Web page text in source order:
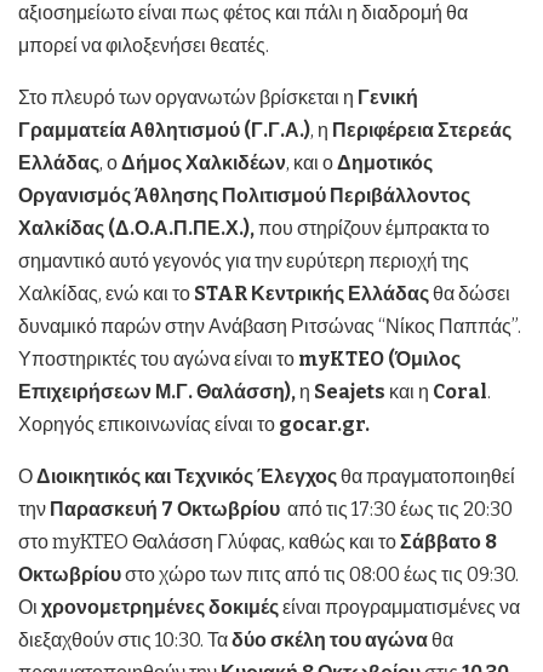
αξιοσημείωτο είναι πως φέτος και πάλι η διαδρομή θα
μπορεί να φιλοξενήσει θεατές.
Στο πλευρό των οργανωτών βρίσκεται η Γενική
Γραμματεία Αθλητισμού (Γ.Γ.Α.), η Περιφέρεια Στερεάς
Ελλάδας, οΔήμος Χαλκιδέων, και οΔημοτικός
Οργανισμός Άθλησης Πολιτισμού Περιβάλλοντος
Χαλκίδας (Δ.Ο.Α.Π.ΠΕ.Χ.),που στηρίζουν έμπρακτα το
σημαντικό αυτό γεγονός για την ευρύτερη περιοχή της
Χαλκίδας, ενώ και το STAR Κεντρικής Ελλάδαςθα δώσει
δυναμικό παρών στην Ανάβαση Ριτσώνας “Νίκος Παππάς”.
Υποστηρικτές του αγώνα είναι το myKTEO (Όμιλος
Επιχειρήσεων Μ.Γ. Θαλάσση), η Seajets και η Coral.
Χορηγός επικοινωνίας είναι το gocar.gr.
ΟΔιοικητικός και Τεχνικός Έλεγχοςθα πραγματοποιηθεί
την Παρασκευή 7 Οκτωβρίου από τις 17:30 έως τις 20:30
στο myKTEO Θαλάσση Γλύφας, καθώς και τοΣάββατο 8
Οκτωβρίουστο χώρο των πιτς από τις 08:00 έως τις 09:30.
Οι χρονομετρημένες δοκιμέςείναι προγραμματισμένες να
διεξαχθούν στις 10:30. Ταδύο σκέλη του αγώναθα